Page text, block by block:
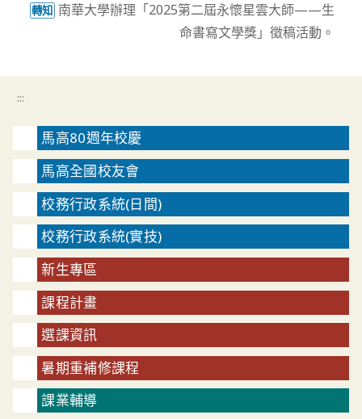
轉知 南華大學辦理「2025第二屆永懷星雲大師——生
命書寫文學獎」徵稿活動。
:::
馬高80週年校慶
馬高全國校友會
校務行政系統(日間)
校務行政系統(實技)
新生專區
課程計畫
選課資訊
暑期重補修課程
課業輔導